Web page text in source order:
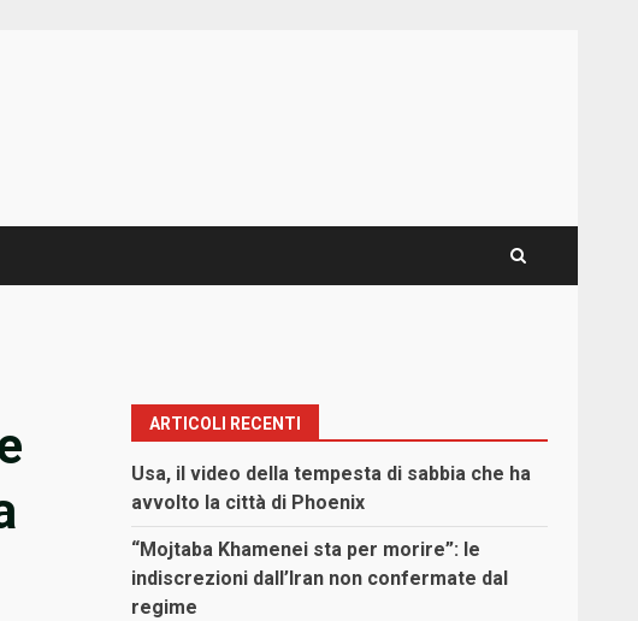
ARTICOLI RECENTI
Usa, il video della tempesta di sabbia che ha
avvolto la città di Phoenix
“Mojtaba Khamenei sta per morire”: le
indiscrezioni dall’Iran non confermate dal
regime